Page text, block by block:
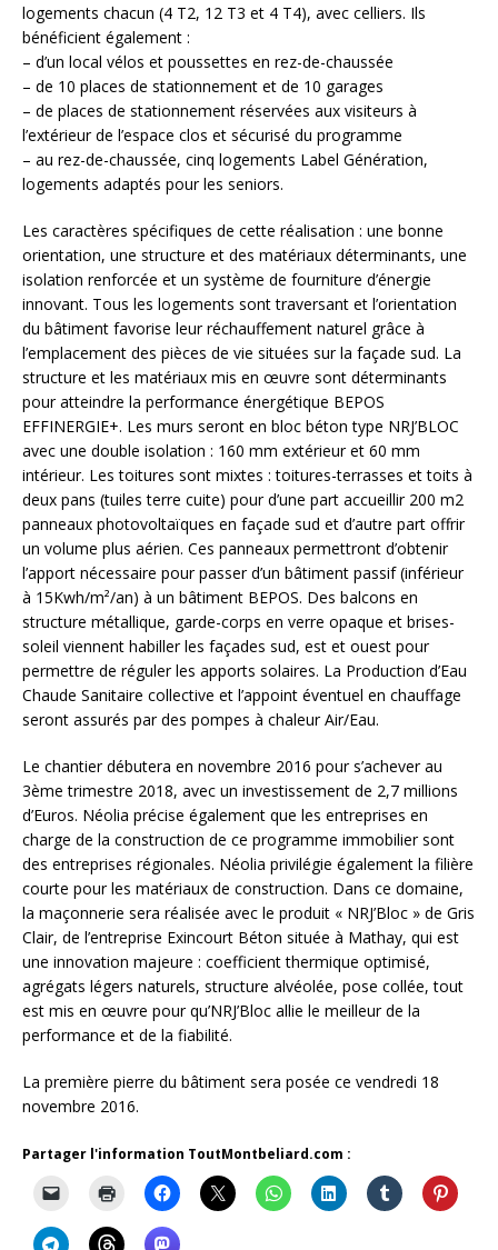
logements chacun (4 T2, 12 T3 et 4 T4), avec celliers. Ils
bénéficient également :
– d’un local vélos et poussettes en rez-de-chaussée
– de 10 places de stationnement et de 10 garages
– de places de stationnement réservées aux visiteurs à
l’extérieur de l’espace clos et sécurisé du programme
– au rez-de-chaussée, cinq logements Label Génération,
logements adaptés pour les seniors.
Les caractères spécifiques de cette réalisation : une bonne
orientation, une structure et des matériaux déterminants, une
isolation renforcée et un système de fourniture d’énergie
innovant. Tous les logements sont traversant et l’orientation
du bâtiment favorise leur réchauffement naturel grâce à
l’emplacement des pièces de vie situées sur la façade sud. La
structure et les matériaux mis en œuvre sont déterminants
pour atteindre la performance énergétique BEPOS
EFFINERGIE+. Les murs seront en bloc béton type NRJ’BLOC
avec une double isolation : 160 mm extérieur et 60 mm
intérieur. Les toitures sont mixtes : toitures-terrasses et toits à
deux pans (tuiles terre cuite) pour d’une part accueillir 200 m2
panneaux photovoltaïques en façade sud et d’autre part offrir
un volume plus aérien. Ces panneaux permettront d’obtenir
l’apport nécessaire pour passer d’un bâtiment passif (inférieur
à 15Kwh/m²/an) à un bâtiment BEPOS. Des balcons en
structure métallique, garde-corps en verre opaque et brises-
soleil viennent habiller les façades sud, est et ouest pour
permettre de réguler les apports solaires. La Production d’Eau
Chaude Sanitaire collective et l’appoint éventuel en chauffage
seront assurés par des pompes à chaleur Air/Eau.
Le chantier débutera en novembre 2016 pour s’achever au
3ème trimestre 2018, avec un investissement de 2,7 millions
d’Euros. Néolia précise également que les entreprises en
charge de la construction de ce programme immobilier sont
des entreprises régionales. Néolia privilégie également la filière
courte pour les matériaux de construction. Dans ce domaine,
la maçonnerie sera réalisée avec le produit « NRJ’Bloc » de Gris
Clair, de l’entreprise Exincourt Béton située à Mathay, qui est
une innovation majeure : coefficient thermique optimisé,
agrégats légers naturels, structure alvéolée, pose collée, tout
est mis en œuvre pour qu’NRJ’Bloc allie le meilleur de la
performance et de la fiabilité.
La première pierre du bâtiment sera posée ce vendredi 18
novembre 2016.
Partager l'information ToutMontbeliard.com :